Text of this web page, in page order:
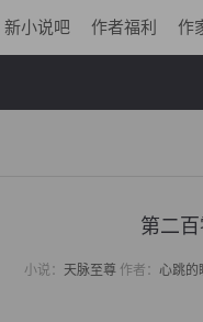
新小说吧 作者福利 作
第二
小说： 天脉至尊作者： 心跳的